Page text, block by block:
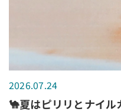
2026.07.24
🐪夏はピリリとナイ